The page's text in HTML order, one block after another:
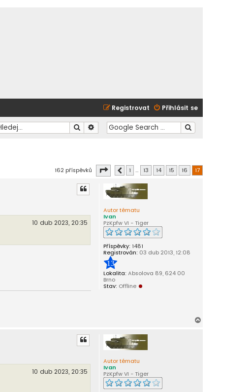
Přihlásit se
Registrovat
Hledat Pokročilé hledání
162 příspěvků Stránka 17
Předchozí
1 … 13 14 15 16 17
Autor tématu
Ivan
PzKpfw VI - Tiger
Příspěvky: 1481
Registrován: 03 dub 2013, 12:08
13
Lokalita: Absolova 89, 624 00
Brno
Stav: Offline
10 dub 2023, 20:35
Autor tématu
Ivan
PzKpfw VI - Tiger
10 dub 2023, 20:35